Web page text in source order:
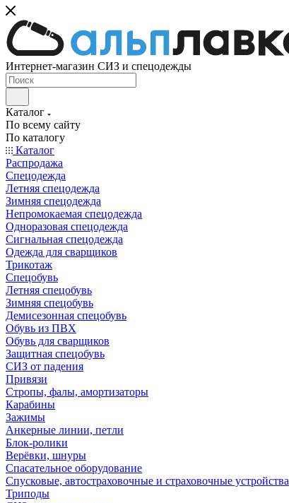
Интернет-магазин СИЗ и спецодежды
Каталог
По всему сайту
По каталогу
Каталог
Распродажа
Спецодежда
Летняя спецодежда
Зимняя спецодежда
Непромокаемая спецодежда
Одноразовая спецодежда
Сигнальная спецодежда
Одежда для сварщиков
Трикотаж
Спецобувь
Летняя спецобувь
Зимняя спецобувь
Демисезонная спецобувь
Обувь из ПВХ
Обувь для сварщиков
Защитная спецобувь
СИЗ от падения
Привязи
Стропы, фалы, амортизаторы
Карабины
Зажимы
Анкерные линии, петли
Блок-ролики
Верёвки, шнуры
Спасательное оборудование
Спусковые, автостраховочные и страховочные устройства
Триподы